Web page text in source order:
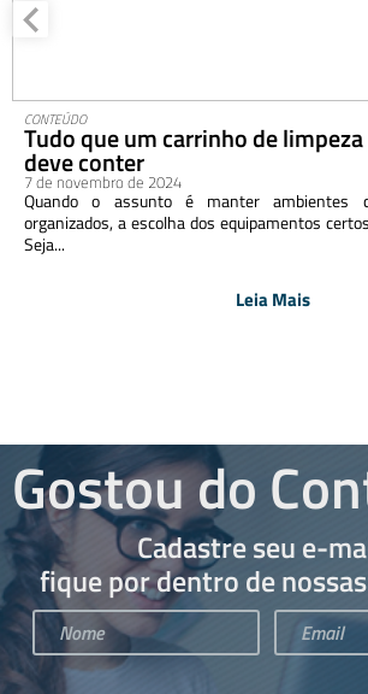
CONTEÚDO
Tudo que um carrinho de
deve conter
7 de novembro de 2024
Quando o assunto é manter ambientes
organizados, a escolha dos equipamentos
Seja...
Leia Mais
Gostou do
Cadastre seu e-
fique por dentro de